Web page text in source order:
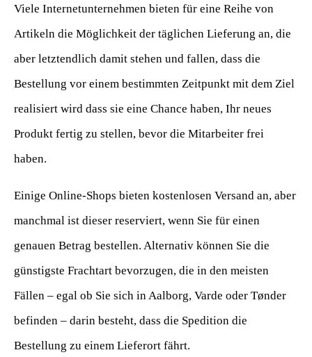
Viele Internetunternehmen bieten für eine Reihe von
Artikeln die Möglichkeit der täglichen Lieferung an, die
aber letztendlich damit stehen und fallen, dass die
Bestellung vor einem bestimmten Zeitpunkt mit dem Ziel
realisiert wird dass sie eine Chance haben, Ihr neues
Produkt fertig zu stellen, bevor die Mitarbeiter frei
haben.
Einige Online-Shops bieten kostenlosen Versand an, aber
manchmal ist dieser reserviert, wenn Sie für einen
genauen Betrag bestellen. Alternativ können Sie die
günstigste Frachtart bevorzugen, die in den meisten
Fällen – egal ob Sie sich in Aalborg, Varde oder Tønder
befinden – darin besteht, dass die Spedition die
Bestellung zu einem Lieferort fährt.